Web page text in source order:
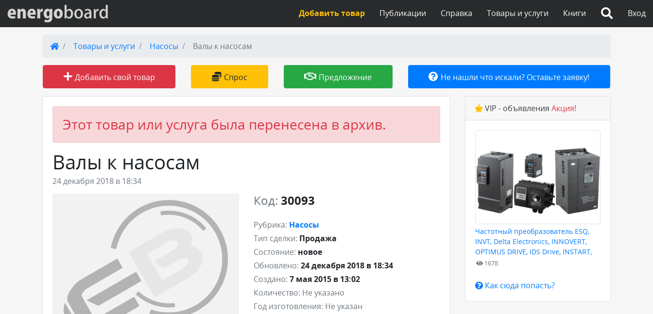
Вход на сайт
Поиск по сайту
Публикации
Вход
Книги
Товары и услуги
Справка
Публикации
Добавить товар
Товары и услуги Насосы Валы к насосам
Добавить свой товар Спрос Предложение Не нашли что искали? Оставьте заявку!
Этот товар или услуга была перенесена в архив.
Валы к насосам
24 декабря 2018 в 18:34
Код: 30093
Рубрика: Насосы
Тип сделки: Продажа
Состояние: новое
Обновлено: 24 декабря 2018 в 18:34
Создано: 7 мая 2015 в 13:02
Количество: Не указано
Год изготовления: Не указан
VIP - объявления Акция!
Частотный преобразователь ESQ,
INVT, Delta Electronics, INNOVERT,
OPTIMUS DRIVE, IDS Drive, INSTART,
HYUNDAI для любых задач
1678
Как сюда попасть?